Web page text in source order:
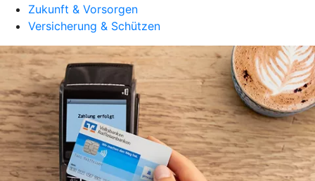
Zukunft & Vorsorgen
Versicherung & Schützen